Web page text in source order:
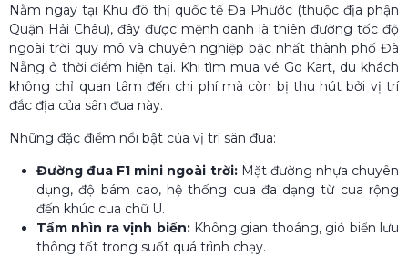
Nằm ngay tại Khu đô thị quốc tế Đa Phước (thuộc địa phận
Quận Hải Châu), đây được mệnh danh là thiên đường tốc độ
ngoài trời quy mô và chuyên nghiệp bậc nhất thành phố Đà
Nẵng ở thời điểm hiện tại. Khi tìm mua vé Go Kart, du khách
không chỉ quan tâm đến chi phí mà còn bị thu hút bởi vị trí
đắc địa của sân đua này.
Những đặc điểm nổi bật của vị trí sân đua:
Đường đua F1 mini ngoài trời: Mặt đường nhựa chuyên
dụng, độ bám cao, hệ thống cua đa dạng từ cua rộng
đến khúc cua chữ U.
Tầm nhìn ra vịnh biển:Không gian thoáng, gió biển lưu
thông tốt trong suốt quá trình chạy.